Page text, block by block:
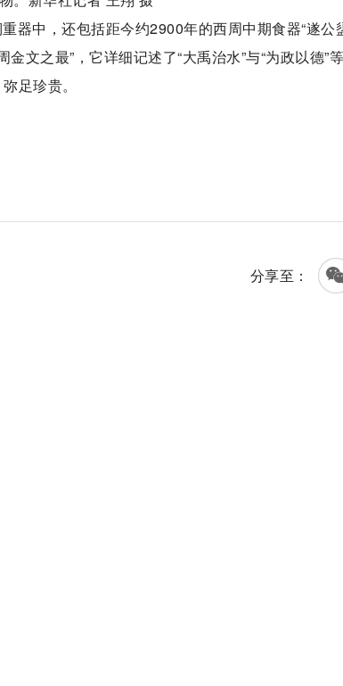
器中，还包括距今约2900年的西周中期食器“遂公
文之最”，它详细记述了“大禹治水”与“为政以德”
足珍贵。
分享至：